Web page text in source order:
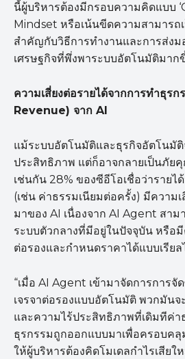
นี้ผู้บริหารต้องมีกรอบความคิดแบบ
Mindset หรือเน้นขีดความสามารถ
สำคัญกับวิธีการทำงานและการส่ง
เศรษฐกิจที่พึ่งพาระบบอัตโนมัติมากขึ้
ความเสี่ยงต่อรายได้จากการทำธุร
Revenue) จาก AI
แม้ระบบอัตโนมัติและธุรกิจอัตโนมัติ
ประสิทธิภาพ แต่ก็อาจกลายเป็นภัย
เช่นกัน 28% ของซีอีโอเชื่อว่ารายไ
(เช่น ค่าธรรมเนียมต่อครั้ง) มีความเ
มาของ AI เนื่องจาก AI Agent สา
ระบบตัวกลางที่มีอยู่ในปัจจุบัน หรือ
ต่อรองและกำหนดราคาได้แบบเรียล
“เมื่อ AI Agent เข้ามาจัดการการ
เจรจาต่อรองแบบอัตโนมัติ พวกมัน
และความไร้ประสิทธิภาพที่เดิมทีค่า
ธุรกรรมถูกออกแบบมาเพื่อครอบค
ให้ผู้บริหารต้องคิดโมเดลกำไรเสียใ